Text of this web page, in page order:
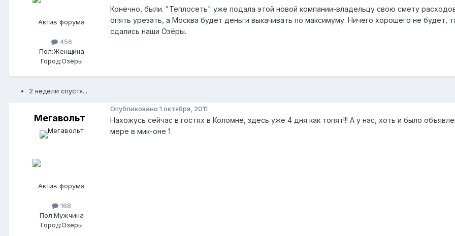
Актив форума
456
Пол:Женщина
Город:Озёры
Конечно, были. "Теплосеть" уже подала этой новой компании-владельцу свою смету
опять урезать, а Москва будет деньги выкачивать по максимуму. Ничего хорошего не будет,
сдались наши Озёры.
2 недели спустя...
Мегавольт
Актив форума
168
Пол:Мужчина
Город:Озёры
Опубликовано 1 октября, 2011
Нахожусь сейчас в гостях в Коломне, здесь уже 4 дня как топят!!! А у нас, хоть и было
мере в мик-оне 1